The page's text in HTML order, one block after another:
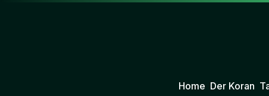
Home Der Koran